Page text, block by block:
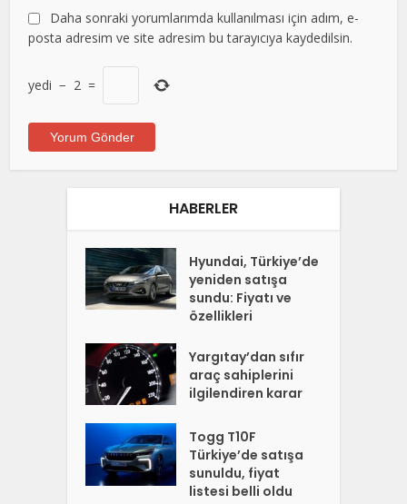
Daha sonraki yorumlarımda kullanılması için adım, e-
posta adresim ve site adresim bu tarayıcıya kaydedilsin.
yedi − 2 =
HABERLER
Hyundai, Türkiye’de
yeniden satışa
sundu: Fiyatı ve
özellikleri
Yargıtay’dan sıfır
araç sahiplerini
ilgilendiren karar
Togg T10F
Türkiye’de satışa
sunuldu, fiyat
listesi belli oldu